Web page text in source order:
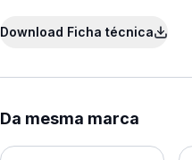
Download Ficha técnica
Da mesma marca